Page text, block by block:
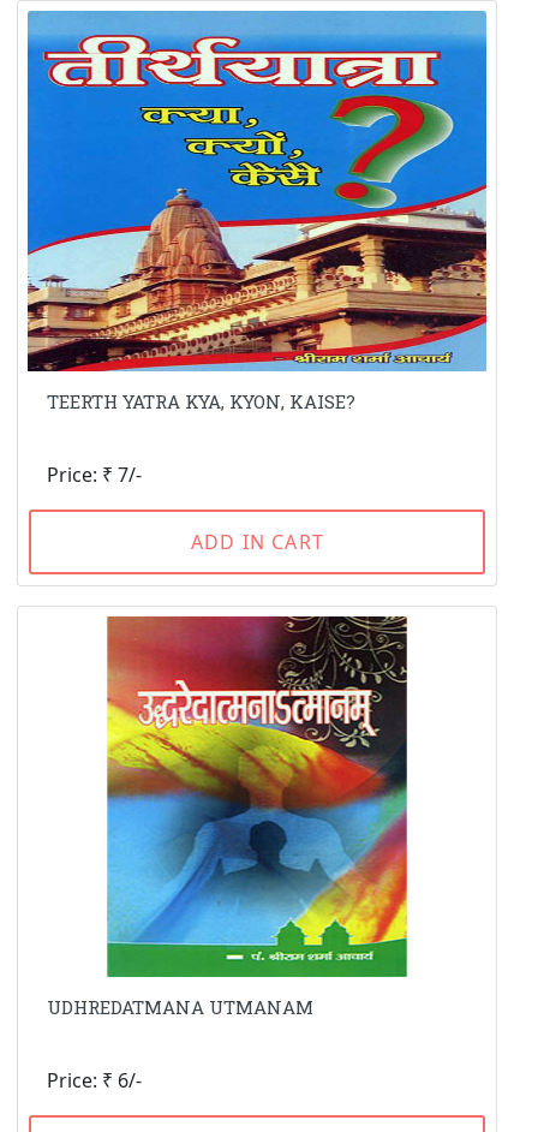
TEERTH YATRA KYA, KYON, KAISE?
Price: ₹ 7/-
ADD IN CART
UDHREDATMANA UTMANAM
Price: ₹ 6/-